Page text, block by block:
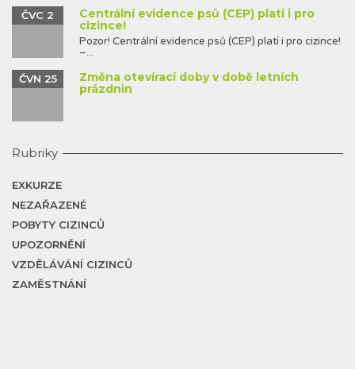
Centrální evidence psů (CEP) platí i pro
cizince!
ČVC 2
Pozor! Centrální evidence psů (CEP) platí i pro cizince!
–...
Změna otevírací doby v době letních
prázdnin
ČVN 25
Rubriky
EXKURZE
NEZAŘAZENÉ
POBYTY CIZINCŮ
UPOZORNĚNÍ
VZDĚLÁVÁNÍ CIZINCŮ
ZAMĚSTNÁNÍ